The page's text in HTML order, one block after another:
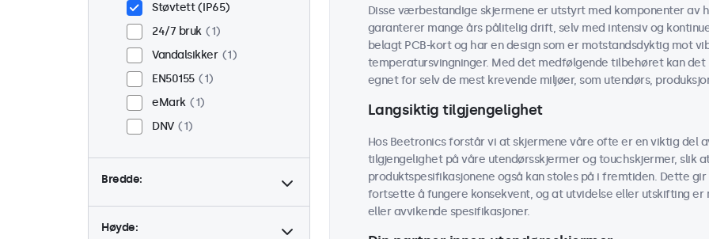
Støvtett (IP65)
24/7 bruk
1
Vandalsikker
1
EN50155
1
eMark
1
DNV
1
Bredde:
Høyde:
Disse værbestandige skjermene er utstyrt med komponenter av
garanterer mange års pålitelig drift, selv med intensiv og
belagt PCB-kort og har en design som er motstandsdyktig mot
temperatursvingninger. Med det medfølgende tilbehøret kan
egnet for selv de mest krevende miljøer, som utendørs,
Langsiktig tilgjengelighet
Hos Beetronics forstår vi at skjermene våre ofte er en viktig del
tilgjengelighet på våre utendørsskjermer og touchskjermer, slik
produktspesifikasjonene også kan stoles på i fremtiden. Dette
fortsette å fungere konsekvent, og at utvidelse eller utskifting
eller avvikende spesifikasjoner.